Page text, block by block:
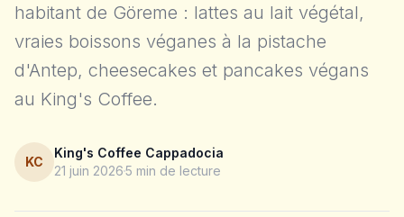
habitant de Göreme : lattes au lait végétal,
vraies boissons véganes à la pistache
d'Antep, cheesecakes et pancakes végans
au King's Coffee.
KC
King's Coffee Cappadocia
21 juin 20265 min de lecture